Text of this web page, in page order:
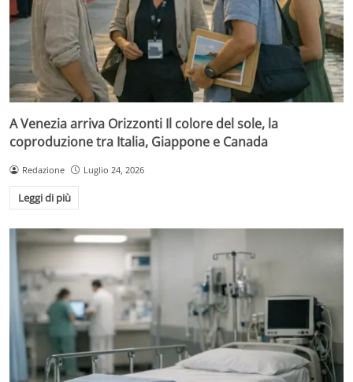
A Venezia arriva Orizzonti Il colore del sole, la
coproduzione tra Italia, Giappone e Canada
Redazione Luglio 24, 2026
Leggi di più